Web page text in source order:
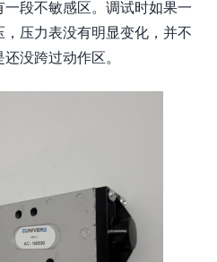
段不敏感区。调试时如果一
压力表没有明显变化，并不
没跨过动作区。